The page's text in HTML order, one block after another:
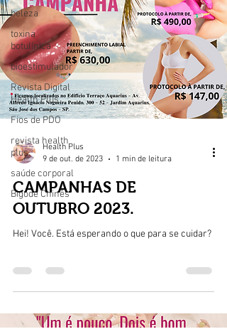
beleza
toxina
botulínica
bioestimulador
Revista Digital
Health Plus
Fios de PDO
revista health
plus
saúde corporal
Bigode Chinês
Health Plus
9 de out. de 2023
1 min de leitura
CAMPANHAS DE
OUTUBRO 2023.
Hei! Você. Está esperando o que para se cuidar?